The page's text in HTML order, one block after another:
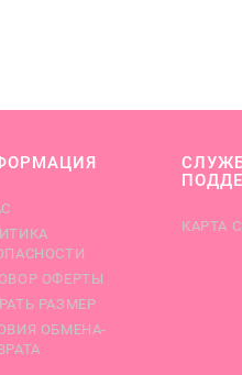
ОФЕРТЫ
РАЗМЕР
ОБМЕНА-
КАРТА